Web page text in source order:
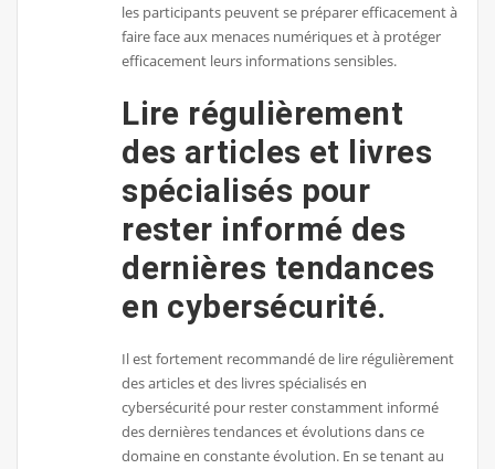
les participants peuvent se préparer efficacement à
faire face aux menaces numériques et à protéger
efficacement leurs informations sensibles.
Lire régulièrement
des articles et livres
spécialisés pour
rester informé des
dernières tendances
en cybersécurité.
Il est fortement recommandé de lire régulièrement
des articles et des livres spécialisés en
cybersécurité pour rester constamment informé
des dernières tendances et évolutions dans ce
domaine en constante évolution. En se tenant au